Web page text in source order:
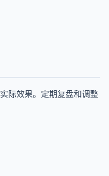
际效果。定期复盘和调整